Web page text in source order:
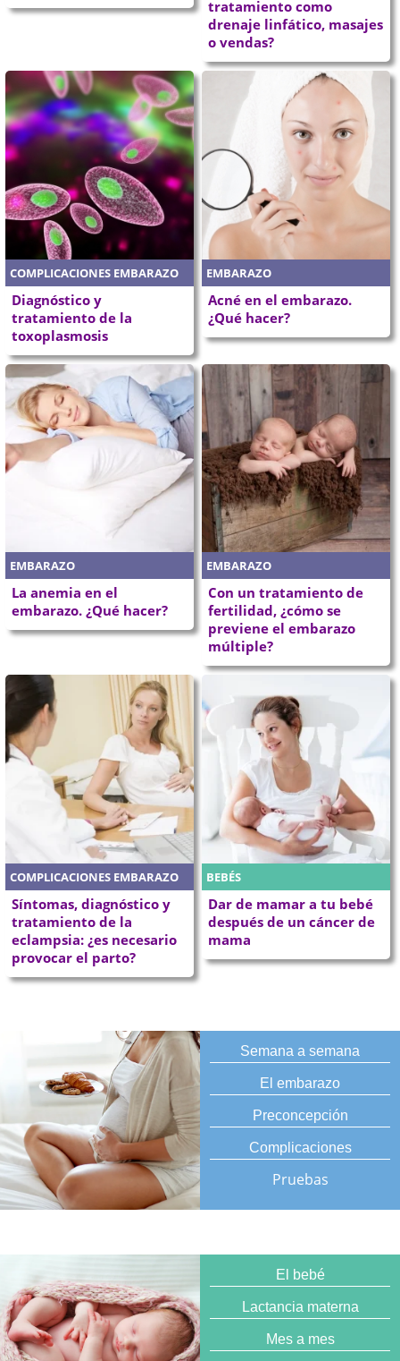
tratamiento como
drenaje linfático, masajes
o vendas?
COMPLICACIONES EMBARAZO
Diagnóstico y
tratamiento de la
toxoplasmosis
EMBARAZO
Acné en el embarazo.
¿Qué hacer?
EMBARAZO
La anemia en el
embarazo. ¿Qué hacer?
EMBARAZO
Con un tratamiento de
fertilidad, ¿cómo se
previene el embarazo
múltiple?
COMPLICACIONES EMBARAZO
Síntomas, diagnóstico y
tratamiento de la
eclampsia: ¿es necesario
provocar el parto?
BEBÉS
Dar de mamar a tu bebé
después de un cáncer de
mama
Semana a semana
El embarazo
Preconcepción
Complicaciones
Pruebas
El bebé
Lactancia materna
Mes a mes